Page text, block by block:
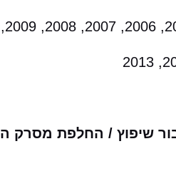
שיפוץ / החלפת מסרק